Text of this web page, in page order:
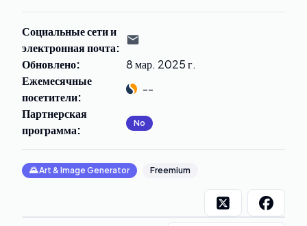
Социальные сети и
электронная почта:
Обновлено:
8 мар. 2025 г.
Ежемесячные
посетители:
--
Партнерская
программа: No
🌄Art & Image Generator Freemium